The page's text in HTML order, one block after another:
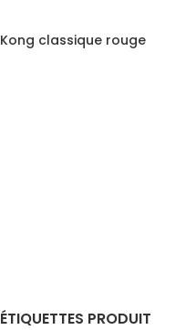
Kong classique rouge
ÉTIQUETTES PRODUIT